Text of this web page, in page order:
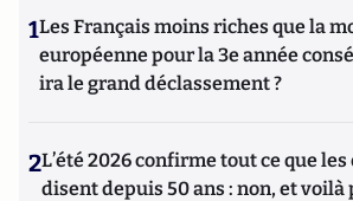
1Les Français moins riches que la
européenne pour la 3e année
ira le grand déclassement ?
2L’été 2026 confirme tout ce que
disent depuis 50 ans : non, et voilà